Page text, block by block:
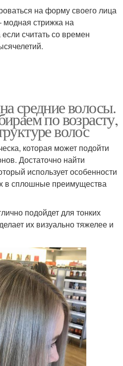
на форму своего лица
модная стрижка на
считать со времен
средние волосы.
по возрасту,
волос
которая может подойти
Достаточно найти
использует особенности
в сплошные преимущества
подойдет для тонких
их визуально тяжелее и